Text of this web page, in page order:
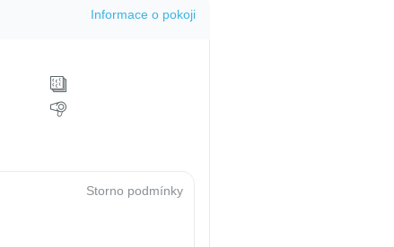
Informace o pokoji
Storno podmínky